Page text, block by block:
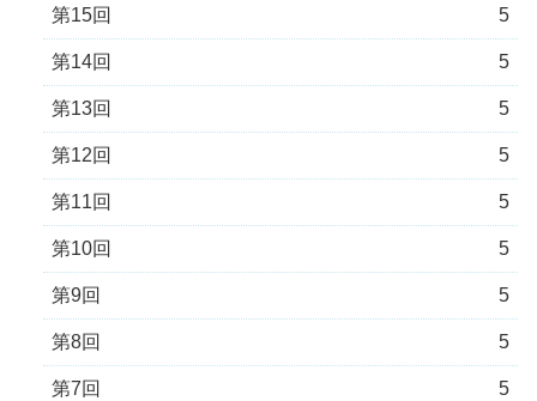
第15回 5
第14回 5
第13回 5
第12回 5
第11回 5
第10回 5
第9回 5
第8回 5
第7回 5